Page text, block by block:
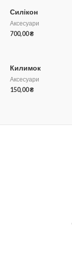
Силікон
Аксесуари
700,00₴
Килимок
Аксесуари
150,00₴